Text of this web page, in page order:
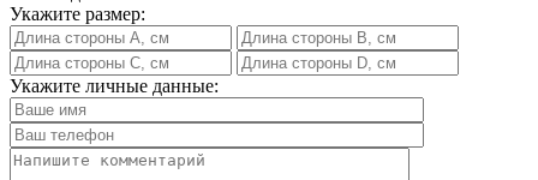
Укажите размер:
Укажите личные данные: